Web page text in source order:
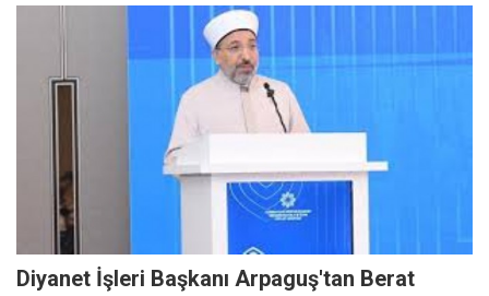
Diyanet İşleri Başkanı Arpaguş'tan Berat